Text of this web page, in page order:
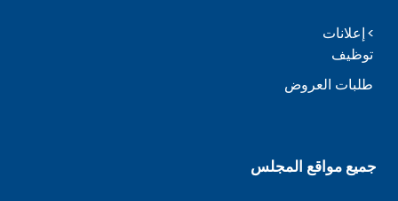
إعلانات
توظيف
طلبات العروض
جميع مواقع المجلس